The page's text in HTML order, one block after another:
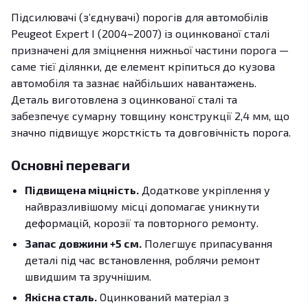
Підсилювачі (з’єднувачі) порогів для автомобілів
Peugeot Expert I (2004–2007) із оцинкованої сталі
призначені для зміцнення нижньої частини порога —
саме тієї ділянки, де елемент кріпиться до кузова
автомобіля та зазнає найбільших навантажень.
Деталь виготовлена з оцинкованої сталі та
забезпечує сумарну товщину конструкції 2,4 мм, що
значно підвищує жорсткість та довговічність порога.
Основні переваги
Підвищена міцність. Додаткове укріплення у
найвразливішому місці допомагає уникнути
деформацій, корозії та повторного ремонту.
Запас довжини +5 см. Полегшує припасування
деталі під час встановлення, роблячи ремонт
швидшим та зручнішим.
Якісна сталь. Оцинкований матеріал з